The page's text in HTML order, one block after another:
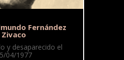
Fernández
Zivaco
y desaparecido el
04/1977